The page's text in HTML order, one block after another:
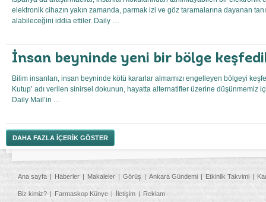
elektronik cihazın yakın zamanda, parmak izi ve göz taramalarına dayanan
alabileceğini iddia ettiler. Daily …
İnsan beyninde yeni bir bölge
Bilim insanları, insan beyninde kötü kararlar almamızı engelleyen bölgeyi
Kutup’ adı verilen sinirsel dokunun, hayatta alternatifler üzerine düşünmemiz
Daily Mail’in …
DAHA FAZLA İÇERİK GÖSTER
Ana sayfa Haberler Makaleler Görüş Ankara Gündemi Etkinlik Takvimi
Biz kimiz? Farmaskop Künye İletişim Reklam